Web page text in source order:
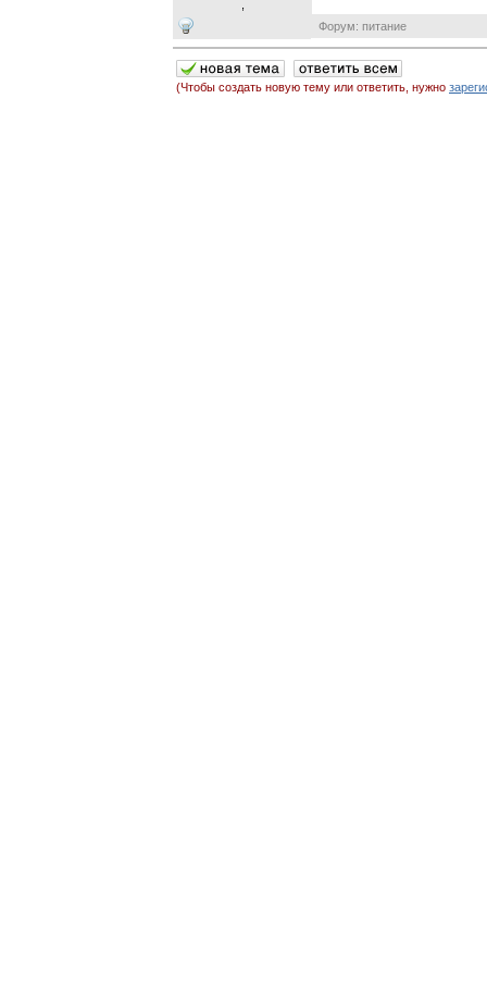
Форум: питание
(Чтобы создать новую тему или ответить, нужно